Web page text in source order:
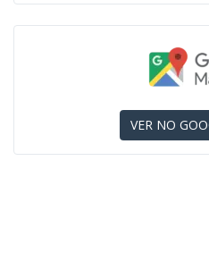
VER NO